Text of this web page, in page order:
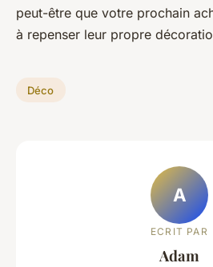
peut-être que votre prochain
à repenser leur propre
Déco
A
ECRIT PAR
Adam